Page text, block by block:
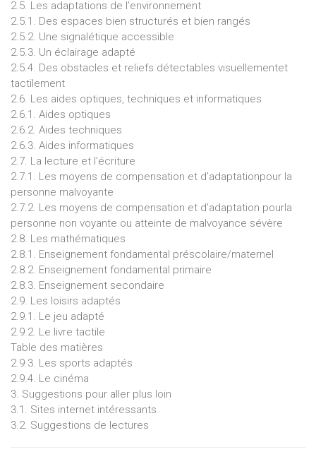
2.5. Les adaptations de l’environnement
2.5.1. Des espaces bien structurés et bien rangés
2.5.2. Une signalétique accessible
2.5.3. Un éclairage adapté
2.5.4. Des obstacles et reliefs détectables visuellementet
tactilement
2.6. Les aides optiques, techniques et informatiques
2.6.1. Aides optiques
2.6.2. Aides techniques
2.6.3. Aides informatiques
2.7. La lecture et l’écriture
2.7.1. Les moyens de compensation et d’adaptationpour la
personne malvoyante
2.7.2. Les moyens de compensation et d’adaptation pourla
personne non voyante ou atteinte de malvoyance sévère
2.8. Les mathématiques
2.8.1. Enseignement fondamental préscolaire/maternel
2.8.2. Enseignement fondamental primaire
2.8.3. Enseignement secondaire
2.9. Les loisirs adaptés
2.9.1. Le jeu adapté
2.9.2. Le livre tactile
Table des matières
2.9.3. Les sports adaptés
2.9.4. Le cinéma
3. Suggestions pour aller plus loin
3.1. Sites internet intéressants
3.2. Suggestions de lectures